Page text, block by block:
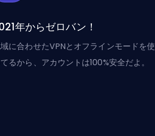
年からゼロバン！
に合わせたVPNとオフラインモードを使
るから、アカウントは100%安全だよ。